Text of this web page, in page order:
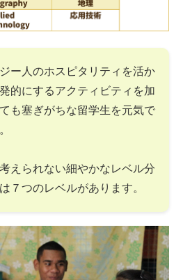
ー人のホスピタリティを活か
的にするアクティビティを加
も塞ぎがちな留学生を元気で
えられない細やかなレベル分
７つのレベルがあります。